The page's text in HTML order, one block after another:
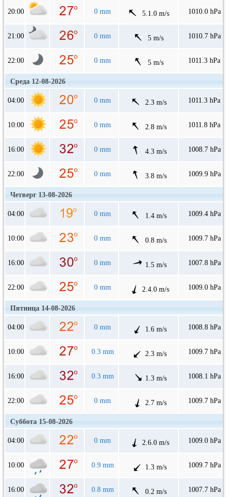
20:00 0 mm 5.1.0 m/s 1010.0 hPa
21:00 0 mm 5 m/s 1010.7 hPa
22:00 0 mm 5 m/s 1011.3 hPa
Среда 12-08-2026
04:00 0 mm 2.3 m/s 1011.3 hPa
10:00 0 mm 2.8 m/s 1011.8 hPa
16:00 0 mm 4.3 m/s 1008.7 hPa
22:00 0 mm 3.8 m/s 1009.9 hPa
Четверг 13-08-2026
04:00 0 mm 1.4 m/s 1009.4 hPa
10:00 0 mm 0.8 m/s 1009.7 hPa
16:00 0 mm 1.5 m/s 1007.8 hPa
22:00 0 mm 2.4.0 m/s 1009.0 hPa
Пятница 14-08-2026
04:00 0 mm 1.6 m/s 1008.8 hPa
10:00 0.3 mm 2.3 m/s 1009.7 hPa
16:00 0.3 mm 1.3 m/s 1008.1 hPa
22:00 0 mm 2.7 m/s 1009.7 hPa
Суббота 15-08-2026
04:00 0 mm 2.6.0 m/s 1009.0 hPa
10:00 0.9 mm 1.3 m/s 1009.7 hPa
16:00 0.8 mm 0.2 m/s 1007.7 hPa